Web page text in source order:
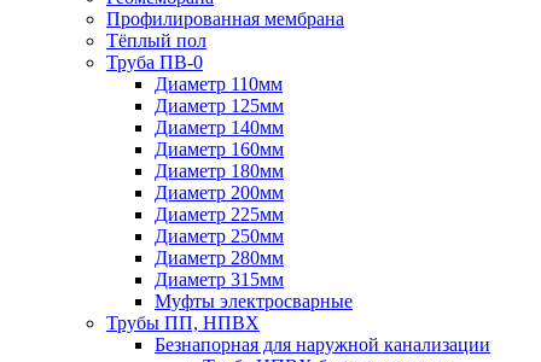
Профилированная мембрана
Тёплый пол
Труба ПВ-0
Диаметр 110мм
Диаметр 125мм
Диаметр 140мм
Диаметр 160мм
Диаметр 180мм
Диаметр 200мм
Диаметр 225мм
Диаметр 250мм
Диаметр 280мм
Диаметр 315мм
Муфты электросварные
Трубы ПП, НПВХ
Безнапорная для наружной канализации